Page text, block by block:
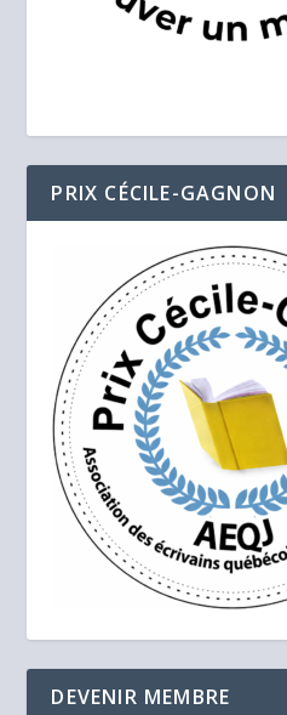
PRIX CÉCILE-GAGNON
DEVENIR MEMBRE